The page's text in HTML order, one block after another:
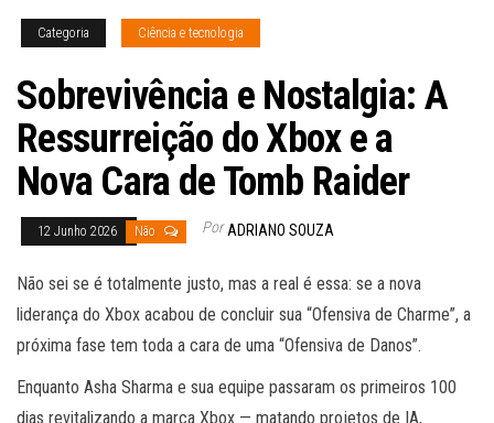
Categoria Ciência e tecnologia
Sobrevivência e Nostalgia: A
Ressurreição do Xbox e a
Nova Cara de Tomb Raider
12 Junho 2026 Não Por ADRIANO SOUZA
Não sei se é totalmente justo, mas a real é essa: se a nova
liderança do Xbox acabou de concluir sua “Ofensiva de Charme”, a
próxima fase tem toda a cara de uma “Ofensiva de Danos”.
Enquanto Asha Sharma e sua equipe passaram os primeiros 100
dias revitalizando a marca Xbox — matando projetos de IA,